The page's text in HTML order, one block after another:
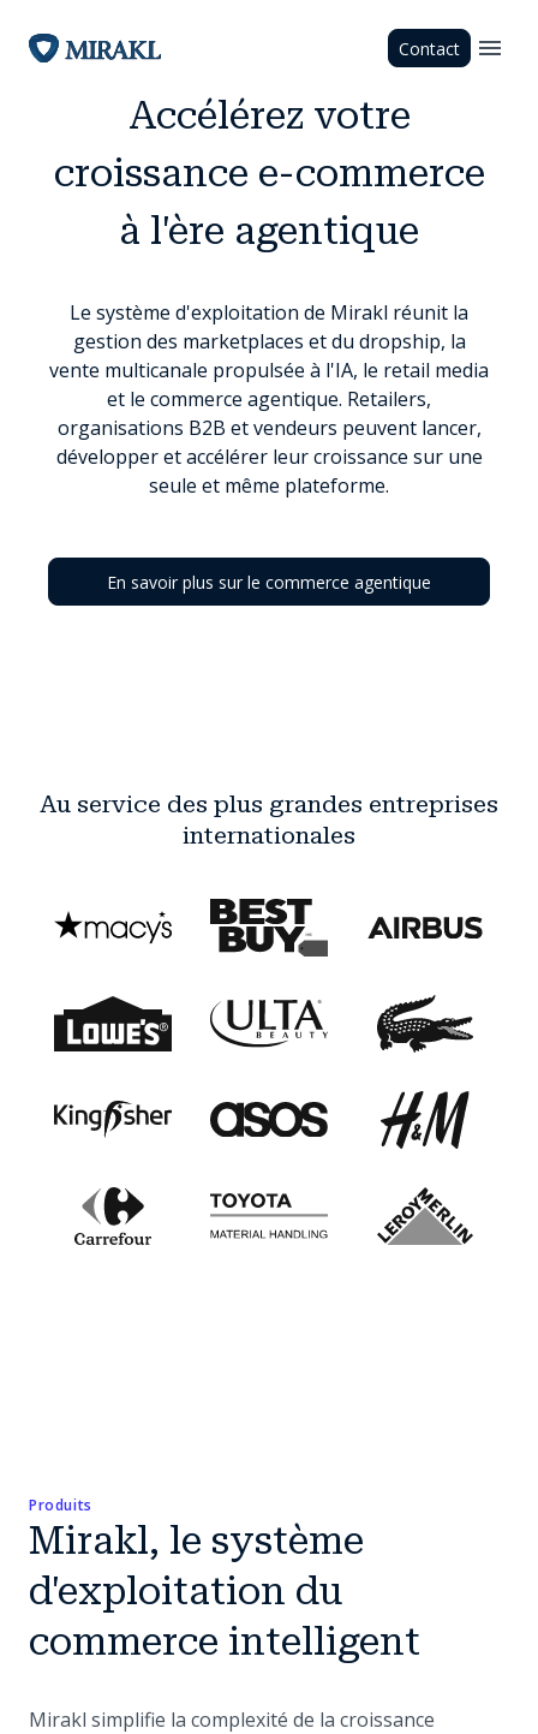
Contact
Accélérez votre
croissance e-commerce
à l'ère agentique
Le système d'exploitation de Mirakl réunit la
gestion des marketplaces et du dropship, la
vente multicanale propulsée à l'IA, le retail media
et le commerce agentique. Retailers,
organisations B2B et vendeurs peuvent lancer,
développer et accélérer leur croissance sur une
seule et même plateforme.
En savoir plus sur le commerce agentique
Au service des plus grandes entreprises
internationales
Produits
Mirakl, le système
d'exploitation du
commerce intelligent
Mirakl simplifie la complexité de la croissance